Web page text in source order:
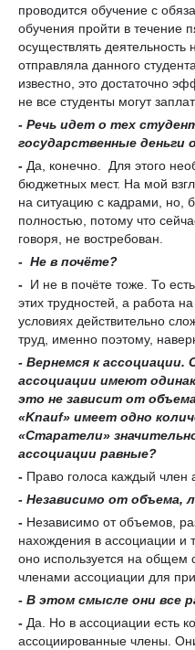
проводится обучение с
обучения пройти в течение
осуществлять деятельность
отправляла данного
известно, это достаточно
не все студенты могут
- Речь идет о тех
государственные деньги
- Да, конечно. Для этого
бюджетных мест. На мой
на ситуацию с кадрами, но,
полностью, потому что
говоря, не востребован.
- Не в почёте?
- И не в почёте тоже. То
этих трудностей, а работа
условиях действительно
труд, именно поэтому,
- Вернемся к ассоциации.
ассоциации имеют
это не зависит от
«Knauf» имеет одно
«Старатели»
ассоциации равные?
- Право голоса каждый член
- Независимо от объема,
- Независимо от объемов,
нахождения в ассоциации и
оно используется на
членами ассоциации для
- В этом смысле они все
- Да. Но в ассоциации есть
ассоциированные члены.